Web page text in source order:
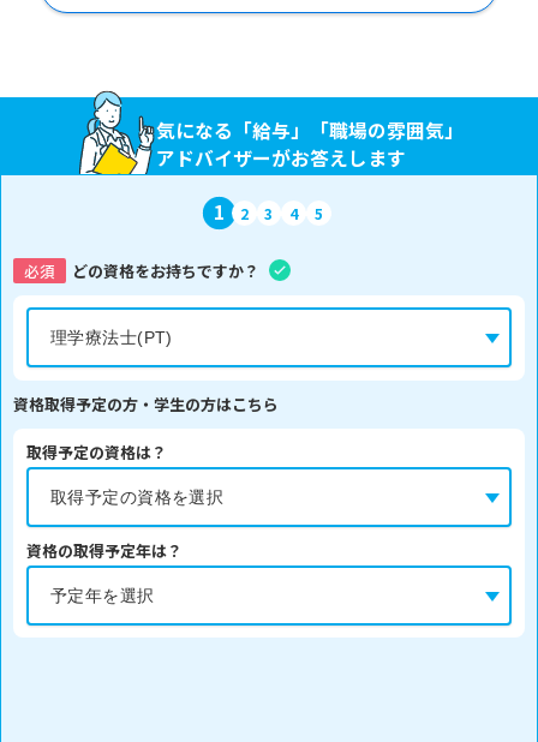
気になる「給与」「職場の雰囲気」
アドバイザーがお答えします
1 2 3 4 5
必須 どの資格をお持ちですか？
資格取得予定の方・学生の方はこちら
取得予定の資格は？
資格の取得予定年は？